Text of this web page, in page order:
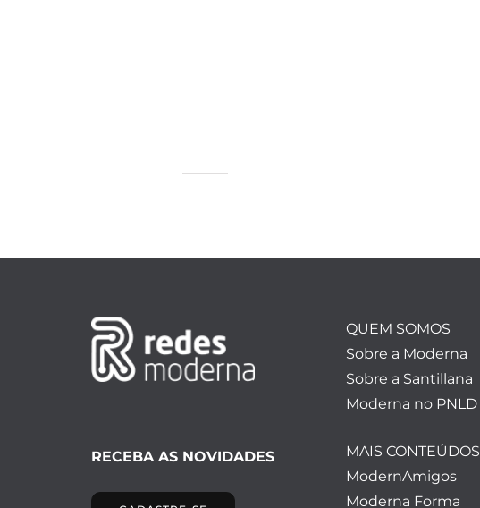
RECEBA AS NOVIDADES
QUEM SOMOS
Sobre a Moderna
Sobre a Santillana
Moderna no PNLD
MAIS CONTEÚDOS
ModernAmigos
Moderna Forma